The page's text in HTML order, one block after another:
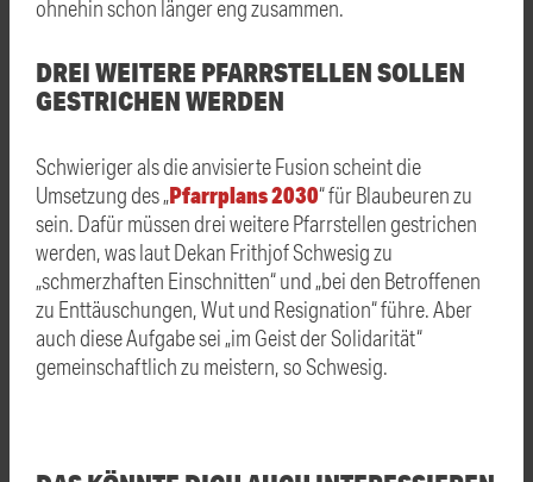
ohnehin schon länger eng zusammen.
DREI WEITERE PFARRSTELLEN SOLLEN
GESTRICHEN WERDEN
Schwieriger als die anvisierte Fusion scheint die
Umsetzung des „Pfarrplans 2030“ für Blaubeuren zu
sein. Dafür müssen drei weitere Pfarrstellen gestrichen
werden, was laut Dekan Frithjof Schwesig zu
„schmerzhaften Einschnitten“ und „bei den Betroffenen
zu Enttäuschungen, Wut und Resignation“ führe. Aber
auch diese Aufgabe sei „im Geist der Solidarität“
gemeinschaftlich zu meistern, so Schwesig.